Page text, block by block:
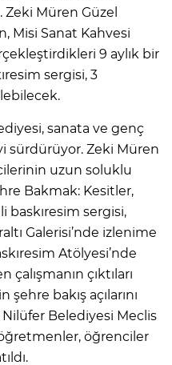
Zeki Müren Güzel
Misi Sanat Kahvesi
9 aylık bir
sergisi, 3
sanata ve genç
sürdürüyor. Zeki Müren
uzun soluklu
Bakmak: Kesitler,
baskıresim sergisi,
Galerisi’nde izlenime
Atölyesi’nde
çıktıları
bakış açılarını
Nilüfer Belediyesi Meclis
öğrenciler